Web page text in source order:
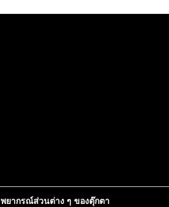
พยากรณ์ส่วนต่าง ๆ ของตุ๊กตา